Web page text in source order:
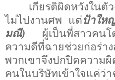
เกียรติผิดหวังในตั
ไม่ไปงานศพ
แต่ป้าให
มณี) ผู้เป็นพี่สาวคนโต
ความดีที่ฉายช่วยก่อร่า
พวกเขาจึงปกปิดความ
คนในบริษัทเข้าใจแค่ว่